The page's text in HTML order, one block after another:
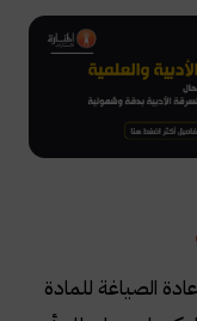
الصياغة للمادة